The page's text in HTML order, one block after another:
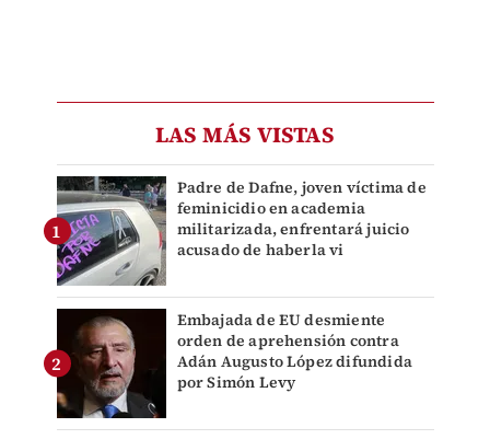
LAS MÁS VISTAS
Padre de Dafne, joven víctima de
feminicidio en academia
militarizada, enfrentará juicio
acusado de haberla vi
Embajada de EU desmiente
orden de aprehensión contra
Adán Augusto López difundida
por Simón Levy